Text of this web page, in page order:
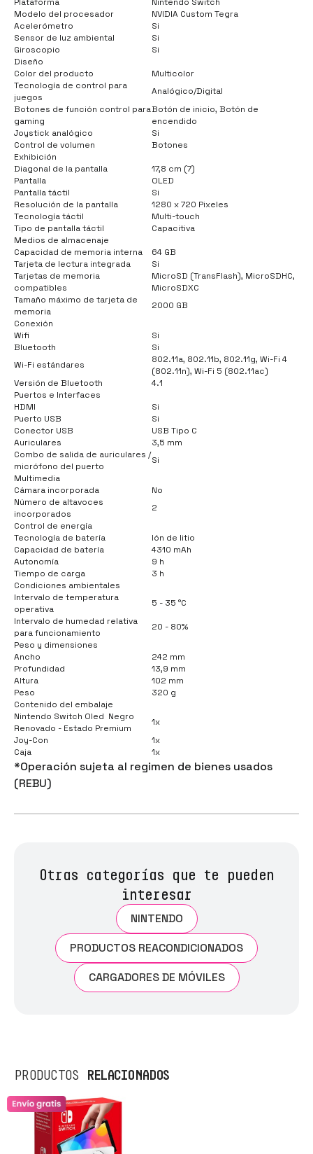
Modelo del procesador
NVIDIA Custom Tegra
Acelerómetro
Si
Sensor de luz ambiental
Si
Giroscopio
Si
Diseño
Color del producto
Multicolor
Tecnología de control para
juegos
Analógico/Digital
Botones de función control para
gaming
Botón de inicio, Botón de
encendido
Joystick analógico
Si
Control de volumen
Botones
Exhibición
Diagonal de la pantalla
17,8 cm (7)
Pantalla
OLED
Pantalla táctil
Si
Resolución de la pantalla
1280 x 720 Pixeles
Tecnología táctil
Multi-touch
Tipo de pantalla táctil
Capacitiva
Medios de almacenaje
Capacidad de memoria interna
64 GB
Tarjeta de lectura integrada
Si
Tarjetas de memoria
compatibles
MicroSD (TransFlash), MicroSDHC,
MicroSDXC
Tamaño máximo de tarjeta de
memoria
2000 GB
Conexión
Wifi
Si
Bluetooth
Si
Wi-Fi estándares
802.11a, 802.11b, 802.11g, Wi-Fi 4
(802.11n), Wi-Fi 5 (802.11ac)
Versión de Bluetooth
4.1
Puertos e Interfaces
HDMI
Si
Puerto USB
Si
Conector USB
USB Tipo C
Auriculares
3,5 mm
Combo de salida de auriculares /
micrófono del puerto
Si
Multimedia
Cámara incorporada
No
Número de altavoces
incorporados
2
Control de energía
Tecnología de batería
Ión de litio
Capacidad de batería
4310 mAh
Autonomía
9 h
Tiempo de carga
3 h
Condiciones ambientales
Intervalo de temperatura
operativa
5 - 35 °C
Intervalo de humedad relativa
para funcionamiento
20 - 80%
Peso y dimensiones
Ancho
242 mm
Profundidad
13,9 mm
Altura
102 mm
Peso
320 g
Contenido del embalaje
Nintendo Switch Oled Negro
Renovado - Estado Premium
1x
Joy-Con
1x
Caja
1x
*Operación sujeta al regimen de bienes usados
(REBU)
Otras categorías que te pueden
interesar
NINTENDO
PRODUCTOS REACONDICIONADOS
CARGADORES DE MÓVILES
PRODUCTOS RELACIONADOS